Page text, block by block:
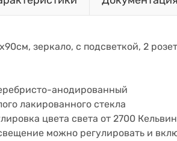
зеркало, с подсветкой, 2
анодированный
лакированного стекла
цвета света от 2700
можно регулировать и